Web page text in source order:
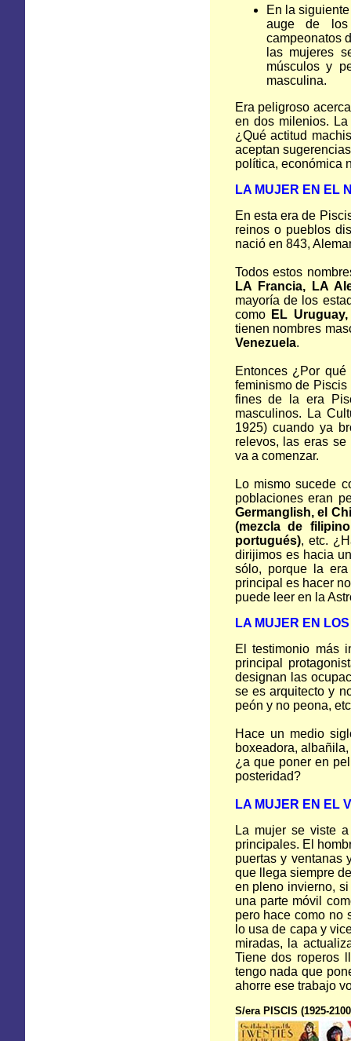
En la
auge de los
campeonatos
las mujeres
músculos y
masculina.
Era peligroso
en dos milenios.
¿Qué actitud
aceptan
política, económica
LA MUJER EN EL
En esta era de
reinos o pueblos
nació en 843,
Todos estos
LA Francia, LA
mayoría de los
como EL
tienen nombres
Venezuela.
Entonces ¿Por
feminismo de
fines de la era
masculinos. La
1925) cuando ya
relevos, las eras
va a comenzar.
Lo mismo sucede
poblaciones eran
Germanglish, el
(mezcla de
portugués), etc.
dirijimos es hacia
sólo, porque la
principal es hacer
puede leer en la
LA MUJER EN
El testimonio más
principal
designan las
se es arquitecto y
peón y no peona,
Hace un medio
boxeadora,
¿a que poner en
posteridad?
LA MUJER EN EL
La mujer se viste
principales. El
puertas y ventanas
que llega siempre
en pleno invierno,
una parte móvil
pero hace como no
lo usa de capa y
miradas, la
Tiene dos roperos
tengo nada que
ahorre ese trabajo
S/era PISCIS (1925-